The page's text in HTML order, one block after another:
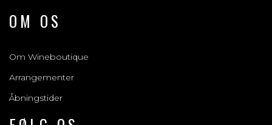
OM OS
Om Wineboutique
Arrangementer
Åbningstider